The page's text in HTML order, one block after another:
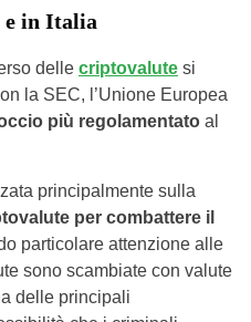
e in Italia
delle criptovalute si
la SEC, l’Unione Europea
più regolamentato al
principalmente sulla
per combattere il
particolare attenzione alle
sono scambiate con valute
delle principali